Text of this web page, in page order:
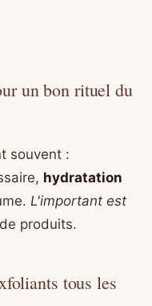
un bon rituel du
souvent :
hydratation
L'important est
produits.
tous les